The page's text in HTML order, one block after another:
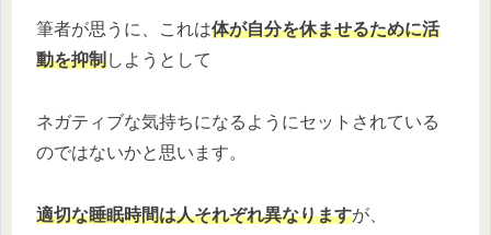
筆者が思うに、これは体が自分を休ませるために活
動を抑制しようとして
ネガティブな気持ちになるようにセットされている
のではないかと思います。
適切な睡眠時間は人それぞれ異なりますが、